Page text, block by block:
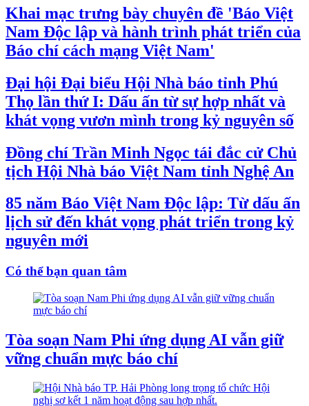
Khai mạc trưng bày chuyên đề 'Báo Việt
Nam Độc lập và hành trình phát triển của
Báo chí cách mạng Việt Nam'
Đại hội Đại biểu Hội Nhà báo tỉnh Phú
Thọ lần thứ I: Dấu ấn từ sự hợp nhất và
khát vọng vươn mình trong kỷ nguyên số
Đồng chí Trần Minh Ngọc tái đắc cử Chủ
tịch Hội Nhà báo Việt Nam tỉnh Nghệ An
85 năm Báo Việt Nam Độc lập: Từ dấu ấn
lịch sử đến khát vọng phát triển trong kỷ
nguyên mới
Có thể bạn quan tâm
Tòa soạn Nam Phi ứng dụng AI vẫn giữ
vững chuẩn mực báo chí